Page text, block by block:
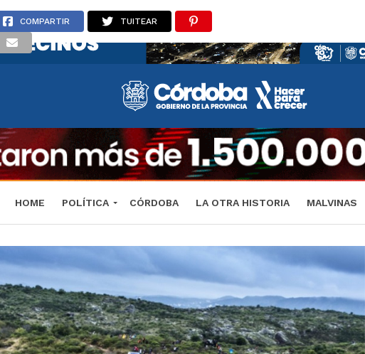
HOME POLÍTICA CÓRDOBA LA OTRA HISTORIA MALVINAS
COMPARTIR TUITEAR